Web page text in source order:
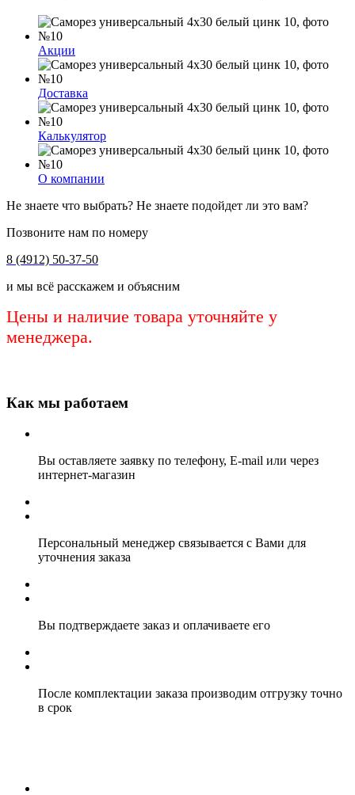
Акции
Доставка
Калькулятор
О компании
Не знаете что выбрать? Не знаете подойдет ли это вам?
Позвоните нам по номеру
8 (4912) 50-37-50
и мы всё расскажем и объясним
Цены и наличие товара уточняйте у
менеджера.
Как мы работаем
Вы оставляете заявку по телефону, E-mail или через
интернет-магазин
Персональный менеджер связывается с Вами для
уточнения заказа
Вы подтверждаете заказ и оплачиваете его
После комплектации заказа производим отгрузку точно
в срок